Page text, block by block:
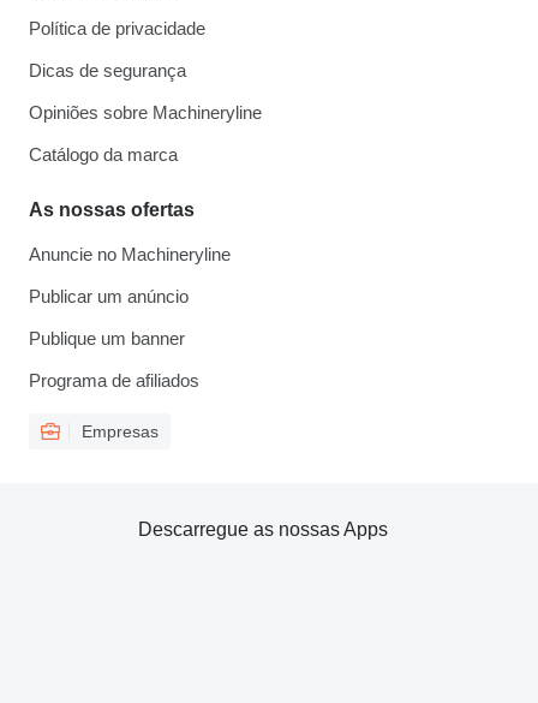
Política de privacidade
Dicas de segurança
Opiniões sobre Machineryline
Catálogo da marca
As nossas ofertas
Anuncie no Machineryline
Publicar um anúncio
Publique um banner
Programa de afiliados
Empresas
Descarregue as nossas Apps